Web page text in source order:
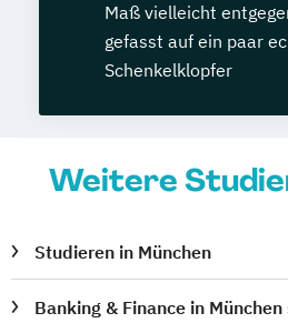
Maß vielleicht
gefasst auf ein paar
Schenkelklopfer
Weitere
Studieren in München
Banking & Finance in